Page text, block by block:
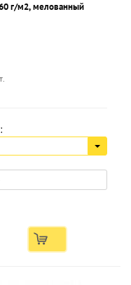
г/м2, мелованный